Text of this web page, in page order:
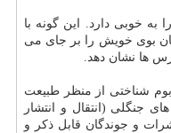
به خوبی دارد. این گونه با
بوی خویش را بر جای می
ها نشان دهد.
شناختی از منظر طبیعت
جنگلی (انتقال و انتشار
و جوندگان قابل ذكر و